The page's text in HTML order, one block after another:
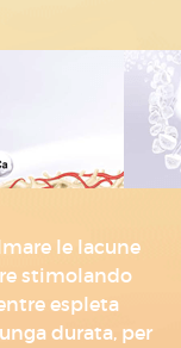
le lacune
stimolando
espleta
durata, per